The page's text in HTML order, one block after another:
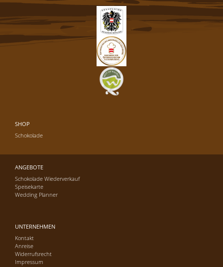
SHOP
Schokolade
ANGEBOTE
Schokolade Wiederverkauf
Speisekarte
Wedding Planner
UNTERNEHMEN
Kontakt
Anreise
Widerrufsrecht
Impressum